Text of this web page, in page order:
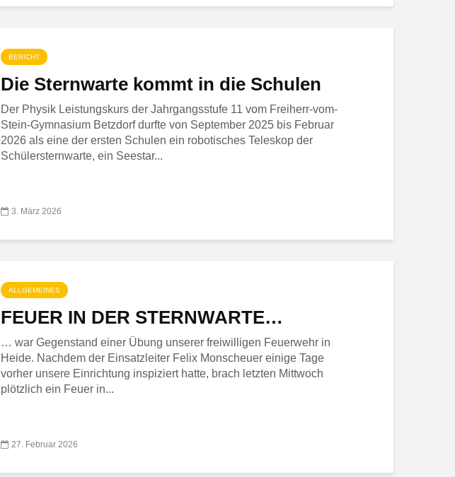
BERICHT
Die Sternwarte kommt in die Schulen
Der Physik Leistungskurs der Jahrgangsstufe 11 vom Freiherr-vom-
Stein-Gymnasium Betzdorf durfte von September 2025 bis Februar
2026 als eine der ersten Schulen ein robotisches Teleskop der
Schülersternwarte, ein Seestar...
3. März 2026
ALLGEMEINES
FEUER IN DER STERNWARTE…
… war Gegenstand einer Übung unserer freiwilligen Feuerwehr in
Heide. Nachdem der Einsatzleiter Felix Monscheuer einige Tage
vorher unsere Einrichtung inspiziert hatte, brach letzten Mittwoch
plötzlich ein Feuer in...
27. Februar 2026